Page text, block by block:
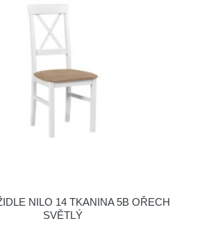
NILO 14 TKANINA 5B OŘECH
SVĚTLÝ